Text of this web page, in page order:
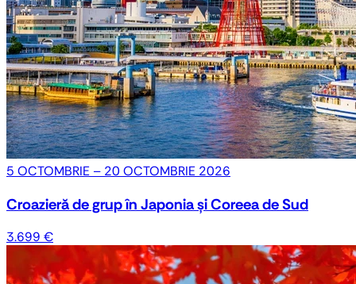
5 OCTOMBRIE – 20 OCTOMBRIE 2026
Croazieră de grup în Japonia și Coreea de Sud
3.699 €